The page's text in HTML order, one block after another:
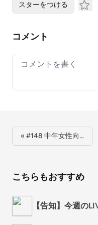
スターをつける
コメント
Your comment
« #148 中年女性向…
こちらもおすすめ
【告知】今週の